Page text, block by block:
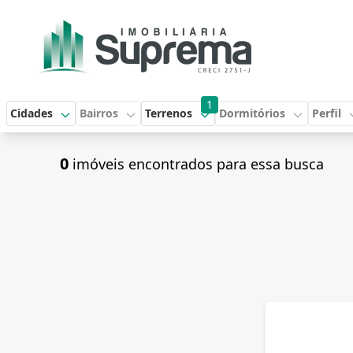
Cidades Bairros
1
Terrenos Dormitórios Perfil
0 imóveis encontrados para essa busca